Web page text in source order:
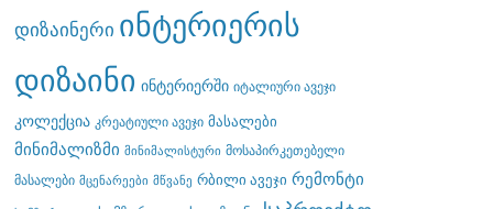
დიზაინერი ინტერიერის
დიზაინი ინტერიერში იტალიური ავეჯი
კოლექცია კრეატიული ავეჯი მასალები
მინიმალიზმი მინიმალისტური მოსაპირკეთებელი
მასალები მცენარეები მწვანე რბილი ავეჯი რემონტი